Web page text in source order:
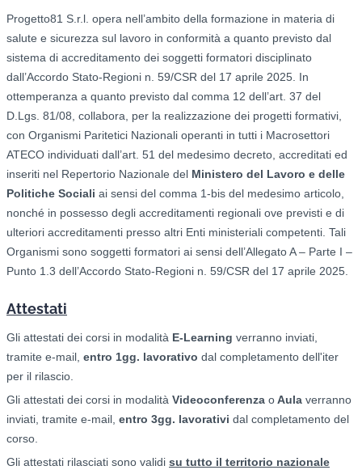
Progetto81 S.r.l. opera nell’ambito della formazione in materia di
salute e sicurezza sul lavoro in conformità a quanto previsto dal
sistema di accreditamento dei soggetti formatori disciplinato
dall’Accordo Stato-Regioni n. 59/CSR del 17 aprile 2025. In
ottemperanza a quanto previsto dal comma 12 dell’art. 37 del
D.Lgs. 81/08, collabora, per la realizzazione dei progetti formativi,
con Organismi Paritetici Nazionali operanti in tutti i Macrosettori
ATECO individuati dall’art. 51 del medesimo decreto, accreditati ed
inseriti nel Repertorio Nazionale del Ministero del Lavoro e delle
Politiche Sociali ai sensi del comma 1-bis del medesimo articolo,
nonché in possesso degli accreditamenti regionali ove previsti e di
ulteriori accreditamenti presso altri Enti ministeriali competenti. Tali
Organismi sono soggetti formatori ai sensi dell’Allegato A – Parte I –
Punto 1.3 dell’Accordo Stato-Regioni n. 59/CSR del 17 aprile 2025.
Attestati
Gli attestati dei corsi in modalità E-Learning verranno inviati,
tramite e-mail, entro 1gg. lavorativo dal completamento dell'iter
per il rilascio.
Gli attestati dei corsi in modalità Videoconferenza oAula verranno
inviati, tramite e-mail, entro 3gg. lavorativi dal completamento del
corso.
Gli attestati rilasciati sono validi su tutto il territorio nazionale